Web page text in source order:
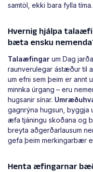
samtöl, ekki bara fylla tíma.
Hvernig hjálpa
bæta ensku
Talaæfingar um Dag
raunverulegar ástæður til
um efni sem þeim er annt
minnka úrgang – eru
hugsanir sínar.
gagnrýna hugsun, byggja
æfa tjáningu skoðana og
breyta aðgerðarlausum
gefa þeim merkingarbær
Henta æfingarnar